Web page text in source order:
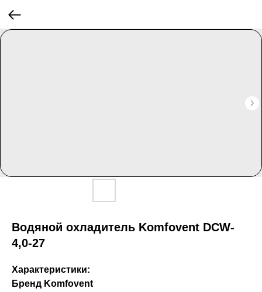
Водяной охладитель Komfovent DCW-
4,0-27
Характеристики:
Бренд Komfovent